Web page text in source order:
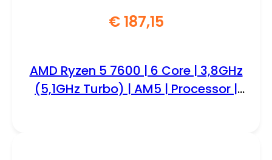
€187,15
AMD Ryzen 5 7600 | 6 Core | 3,8GHz
(5,1GHz Turbo) | AM5 | Processor |